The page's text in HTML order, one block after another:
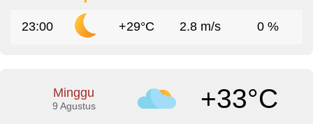
23:00 +29°C 2.8 m/s 0 %
Minggu
9 Agustus +33°C